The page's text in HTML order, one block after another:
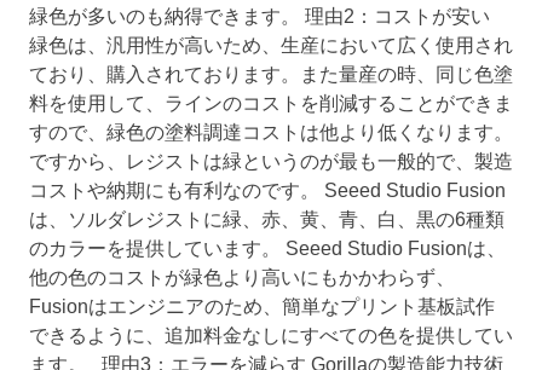
緑色が多いのも納得できます。 理由2：コストが安い
緑色は、汎用性が高いため、生産において広く使用され
ており、購入されております。また量産の時、同じ色塗
料を使用して、ラインのコストを削減することができま
すので、緑色の塗料調達コストは他より低くなります。
ですから、レジストは緑というのが最も一般的で、製造
コストや納期にも有利なのです。 Seeed Studio Fusion
は、ソルダレジストに緑、赤、黄、青、白、黒の6種類
のカラーを提供しています。 Seeed Studio Fusionは、
他の色のコストが緑色より高いにもかかわらず、
Fusionはエンジニアのため、簡単なプリント基板試作
できるように、追加料金なしにすべての色を提供してい
ます。 理由3：エラーを減らす Gorillaの製造能力技術